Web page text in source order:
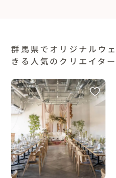
群馬県でオリジナルウ
きる人気のクリエイター